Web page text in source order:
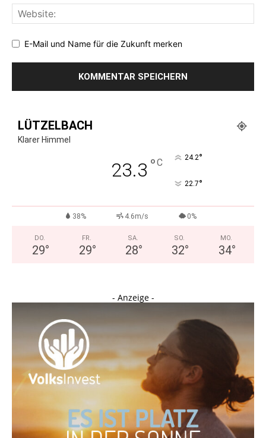
E-Mail und Name für die Zukunft merken
LÜTZELBACH
Klarer Himmel
23.3 °C 24.2°
22.7°
38% 4.6m/s 0%
DO.
29°
FR.
29°
SA.
28°
SO.
32°
MO.
34°
- Anzeige -